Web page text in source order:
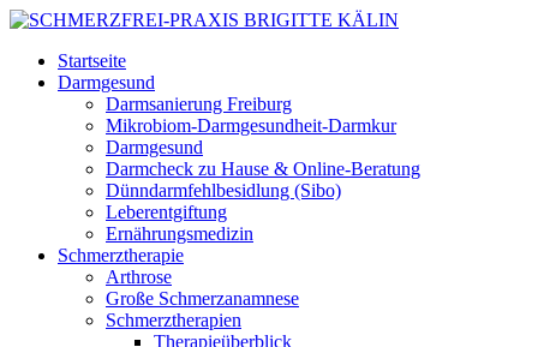
Startseite
Darmgesund
Darmsanierung Freiburg
Mikrobiom-Darmgesundheit-Darmkur
Darmgesund
Darmcheck zu Hause & Online-Beratung
Dünndarmfehlbesidlung (Sibo)
Leberentgiftung
Ernährungsmedizin
Schmerztherapie
Arthrose
Große Schmerzanamnese
Schmerztherapien
Therapieüberblick